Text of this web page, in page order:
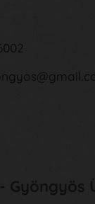
Gyöngyös